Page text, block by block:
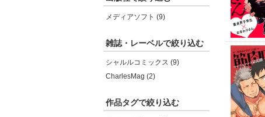
メディアソフト (9)
雑誌・レーベルで絞り込む
シャルルコミックス (9)
CharlesMag (2)
作品タグで絞り込む